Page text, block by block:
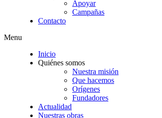
Apoyar
Campañas
Contacto
Menu
Inicio
Quiénes somos
Nuestra misión
Que hacemos
Orígenes
Fundadores
Actualidad
Nuestras obras